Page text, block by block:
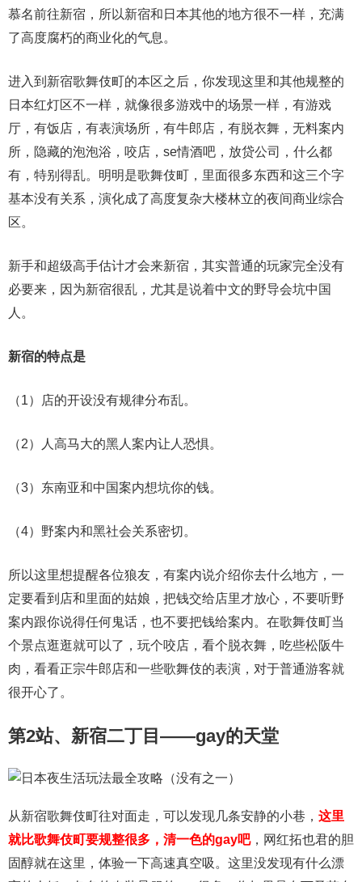
慕名前往新宿，所以新宿和日本其他的地方很不一样，充满
了高度腐朽的商业化的气息。
进入到新宿歌舞伎町的本区之后，你发现这里和其他规整的
日本红灯区不一样，就像很多游戏中的场景一样，有游戏
厅，有饭店，有表演场所，有牛郎店，有脱衣舞，无料案内
所，隐藏的泡泡浴，咬店，se情酒吧，放贷公司，什么都
有，特别得乱。明明是歌舞伎町，里面很多东西和这三个字
基本没有关系，演化成了高度复杂大楼林立的夜间商业综合
区。
新手和超级高手估计才会来新宿，其实普通的玩家完全没有
必要来，因为新宿很乱，尤其是说着中文的野导会坑中国
人。
新宿的特点是
（1）店的开设没有规律分布乱。
（2）人高马大的黑人案内让人恐惧。
（3）东南亚和中国案内想坑你的钱。
（4）野案内和黑社会关系密切。
所以这里想提醒各位狼友，有案内说介绍你去什么地方，一
定要看到店和里面的姑娘，把钱交给店里才放心，不要听野
案内跟你说得任何鬼话，也不要把钱给案内。在歌舞伎町当
个景点逛逛就可以了，玩个咬店，看个脱衣舞，吃些松阪牛
肉，看看正宗牛郎店和一些歌舞伎的表演，对于普通游客就
很开心了。
第2站、新宿二丁目——gay的天堂
从新宿歌舞伎町往对面走，可以发现几条安静的小巷， 这里
就比歌舞伎町要规整很多，清一色的gay吧，网红拓也君的胆
固醇就在这里，体验一下高速真空吸。这里没发现有什么漂